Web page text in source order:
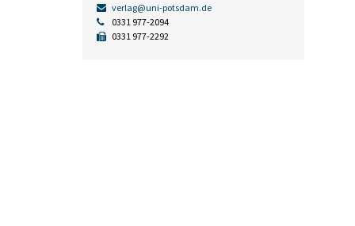
verlag@uni-potsdam.de
0331 977-2094
0331 977-2292